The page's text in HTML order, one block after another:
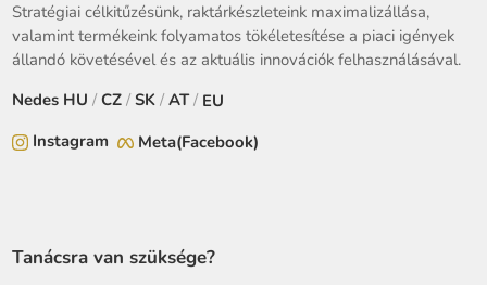
Stratégiai célkitűzésünk, raktárkészleteink maximalizállása,
valamint termékeink folyamatos tökéletesítése a piaci igények
állandó követésével és az aktuális innovációk felhasználásával.
Nedes HU /CZ /SK / AT/ EU
Instagram
Meta(Facebook)
Tanácsra van szüksége?